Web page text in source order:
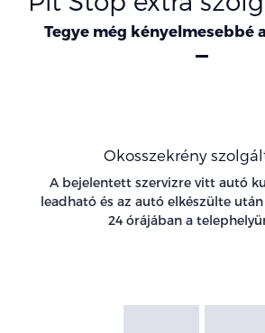
Tegye még kényelmesebbé
Okosszekrény
A bejelentett szervizre vitt autó
leadható és az autó elkészülte
24 órájában a